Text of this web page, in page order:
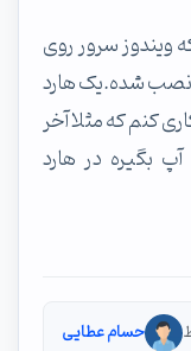
ویندوز سرور روی
شده.یک هارد
کنم که مثلا آخر
بگیره در هارد
حسام عطایی